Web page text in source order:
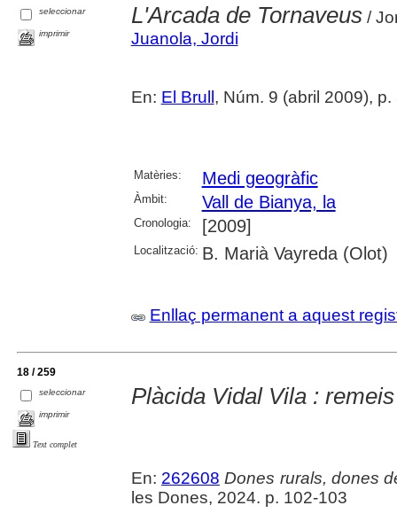
seleccionar
imprimir
L'Arcada de Tornaveus/
Juanola, Jordi
En: El Brull , Núm. 9 (abril 2009), p.
Matèries: Medi geogràfic
Àmbit: Vall de Bianya, la
Cronologia: [2009]
Localització: B. Marià Vayreda (Olot)
Enllaç permanent a aquest
18 / 259
seleccionar
imprimir
Text complet
Plàcida Vidal Vila :
En: 262608 Dones rurals, dones
les Dones, 2024. p. 102-103